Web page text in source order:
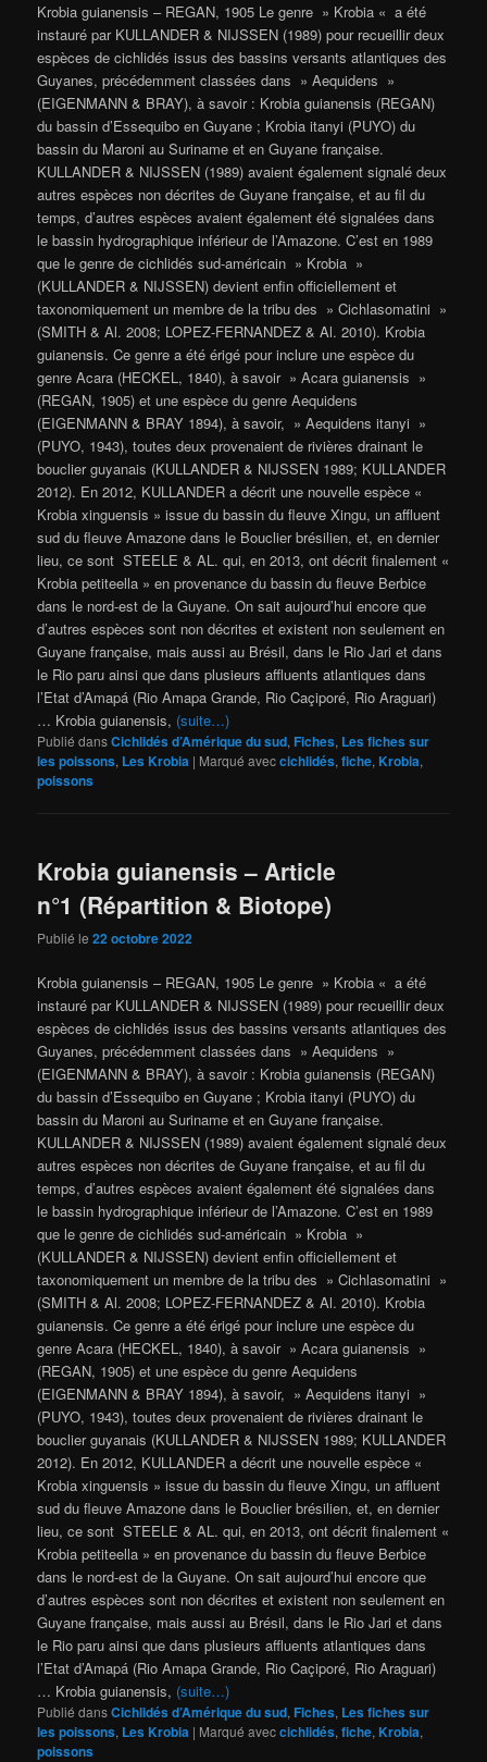
Krobia guianensis – REGAN, 1905 Le genre » Krobia « a été
instauré par KULLANDER & NIJSSEN (1989) pour recueillir deux
espèces de cichlidés issus des bassins versants atlantiques des
Guyanes, précédemment classées dans » Aequidens »
(EIGENMANN & BRAY), à savoir : Krobia guianensis (REGAN)
du bassin d’Essequibo en Guyane ; Krobia itanyi (PUYO) du
bassin du Maroni au Suriname et en Guyane française.
KULLANDER & NIJSSEN (1989) avaient également signalé deux
autres espèces non décrites de Guyane française, et au fil du
temps, d’autres espèces avaient également été signalées dans
le bassin hydrographique inférieur de l’Amazone. C’est en 1989
que le genre de cichlidés sud-américain » Krobia »
(KULLANDER & NIJSSEN) devient enfin officiellement et
taxonomiquement un membre de la tribu des » Cichlasomatini »
(SMITH & Al. 2008; LOPEZ-FERNANDEZ & Al. 2010). Krobia
guianensis. Ce genre a été érigé pour inclure une espèce du
genre Acara (HECKEL, 1840), à savoir » Acara guianensis »
(REGAN, 1905) et une espèce du genre Aequidens
(EIGENMANN & BRAY 1894), à savoir, » Aequidens itanyi »
(PUYO, 1943), toutes deux provenaient de rivières drainant le
bouclier guyanais (KULLANDER & NIJSSEN 1989; KULLANDER
2012). En 2012, KULLANDER a décrit une nouvelle espèce «
Krobia xinguensis » issue du bassin du fleuve Xingu, un affluent
sud du fleuve Amazone dans le Bouclier brésilien, et, en dernier
lieu, ce sont STEELE & AL. qui, en 2013, ont décrit finalement «
Krobia petiteella » en provenance du bassin du fleuve Berbice
dans le nord-est de la Guyane. On sait aujourd’hui encore que
d’autres espèces sont non décrites et existent non seulement en
Guyane française, mais aussi au Brésil, dans le Rio Jari et dans
le Rio paru ainsi que dans plusieurs affluents atlantiques dans
l’Etat d’Amapá (Rio Amapa Grande, Rio Caçiporé, Rio Araguari)
… Krobia guianensis, (suite…)
Publié dansCichlidés d’Amérique du sud,Fiches, Les fiches sur
les poissons, Les Krobia | Marqué aveccichlidés,fiche,Krobia,
poissons
Krobia guianensis – Article
n°1 (Répartition & Biotope)
Publié le22 octobre 2022
Krobia guianensis – REGAN, 1905 Le genre » Krobia « a été
instauré par KULLANDER & NIJSSEN (1989) pour recueillir deux
espèces de cichlidés issus des bassins versants atlantiques des
Guyanes, précédemment classées dans » Aequidens »
(EIGENMANN & BRAY), à savoir : Krobia guianensis (REGAN)
du bassin d’Essequibo en Guyane ; Krobia itanyi (PUYO) du
bassin du Maroni au Suriname et en Guyane française.
KULLANDER & NIJSSEN (1989) avaient également signalé deux
autres espèces non décrites de Guyane française, et au fil du
temps, d’autres espèces avaient également été signalées dans
le bassin hydrographique inférieur de l’Amazone. C’est en 1989
que le genre de cichlidés sud-américain » Krobia »
(KULLANDER & NIJSSEN) devient enfin officiellement et
taxonomiquement un membre de la tribu des » Cichlasomatini »
(SMITH & Al. 2008; LOPEZ-FERNANDEZ & Al. 2010). Krobia
guianensis. Ce genre a été érigé pour inclure une espèce du
genre Acara (HECKEL, 1840), à savoir » Acara guianensis »
(REGAN, 1905) et une espèce du genre Aequidens
(EIGENMANN & BRAY 1894), à savoir, » Aequidens itanyi »
(PUYO, 1943), toutes deux provenaient de rivières drainant le
bouclier guyanais (KULLANDER & NIJSSEN 1989; KULLANDER
2012). En 2012, KULLANDER a décrit une nouvelle espèce «
Krobia xinguensis » issue du bassin du fleuve Xingu, un affluent
sud du fleuve Amazone dans le Bouclier brésilien, et, en dernier
lieu, ce sont STEELE & AL. qui, en 2013, ont décrit finalement «
Krobia petiteella » en provenance du bassin du fleuve Berbice
dans le nord-est de la Guyane. On sait aujourd’hui encore que
d’autres espèces sont non décrites et existent non seulement en
Guyane française, mais aussi au Brésil, dans le Rio Jari et dans
le Rio paru ainsi que dans plusieurs affluents atlantiques dans
l’Etat d’Amapá (Rio Amapa Grande, Rio Caçiporé, Rio Araguari)
… Krobia guianensis, (suite…)
Publié dansCichlidés d’Amérique du sud,Fiches, Les fiches sur
les poissons, Les Krobia | Marqué aveccichlidés,fiche,Krobia,
poissons